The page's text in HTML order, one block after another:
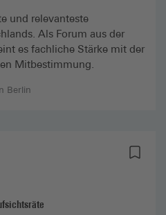
Berlin
und relevanteste
Als Forum aus der
es fachliche Stärke mit der
Mitbestimmung.